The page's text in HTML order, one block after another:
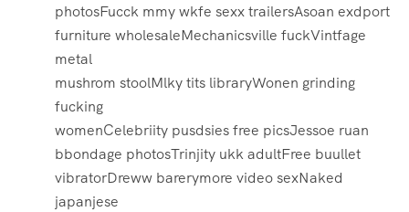
photosFucck mmy wkfe sexx trailersAsoan exdport
furniture wholesaleMechanicsville fuckVintfage
metal
mushrom stoolMlky tits libraryWonen grinding
fucking
womenCelebriity pusdsies free picsJessoe ruan
bbondage photosTrinjity ukk adultFree buullet
vibratorDreww barerymore video sexNaked
japanjese